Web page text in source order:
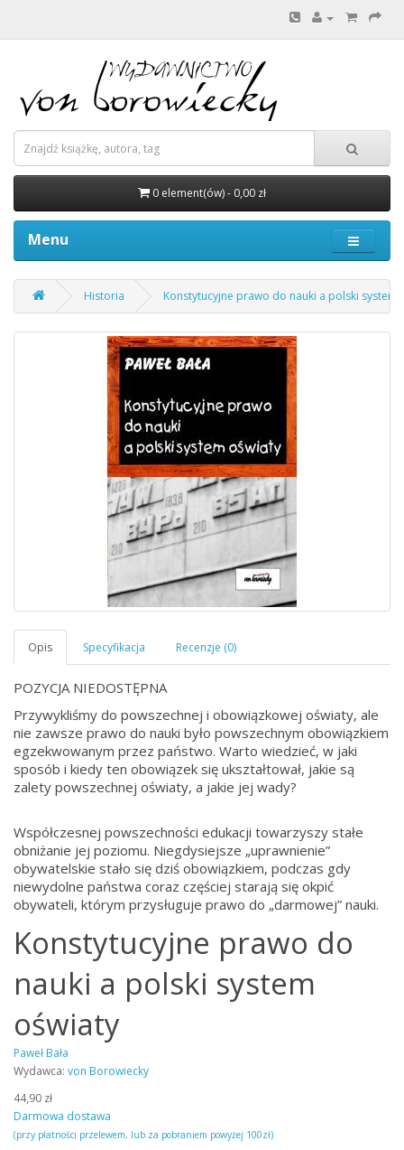
0 element(ów) - 0,00 zł
Menu
Historia Konstytucyjne prawo do nauki a polski system
POZYCJA NIEDOSTĘPNA
Przywykliśmy do powszechnej i obowiązkowej oświaty, ale
nie zawsze prawo do nauki było powszechnym obowiązkiem
egzekwowanym przez państwo. Warto wiedzieć, w jaki
sposób i kiedy ten obowiązek się ukształtował, jakie są
zalety powszechnej oświaty, a jakie jej wady?
Współczesnej powszechności edukacji towarzyszy stałe
obniżanie jej poziomu. Niegdysiejsze „uprawnienie”
obywatelskie stało się dziś obowiązkiem, podczas gdy
niewydolne państwa coraz częściej starają się okpić
obywateli, którym przysługuje prawo do „darmowej” nauki.
Konstytucyjne prawo do
nauki a polski system
oświaty
Paweł Bała
Wydawca: von Borowiecky
44,90 zł
Darmowa dostawa
(przy płatności przelewem, lub za pobraniem powyżej 100zł)